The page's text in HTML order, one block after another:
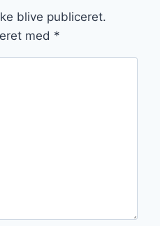
blive publiceret.
med *